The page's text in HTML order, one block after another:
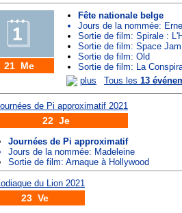
21 Me
Fête nationale belge
Jours de la nommée:
Sortie de film: Spirale :
Sortie de film: Space
Sortie de film: Old
Sortie de film: La
plus
Tous les 13
22 Je
Journées de Pi approximatif
Jours de la nommée: Madeleine
Sortie de film: Arnaque à Hollywood
23 Ve